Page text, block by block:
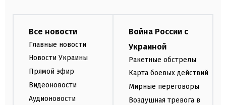
Все новости
Главные новости
Новости Украины
Прямой эфир
Видеоновости
Аудионовости
Война России с
Украиной
Ракетные обстрелы
Карта боевых действий
Мирные переговоры
Воздушная тревога в